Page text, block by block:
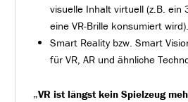
visuelle Inhalt virtuell (z.B. ein
eine VR-Brille konsumiert wird).
Smart Reality bzw. Smart
für VR, AR und ähnliche
„VR ist längst kein Spielzeug